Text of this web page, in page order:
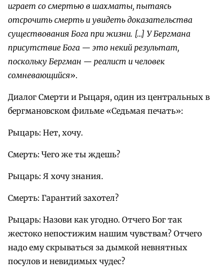
играет со смертью в шахматы, пытаясь
отсрочить смерть и увидеть доказательства
существования Бога при жизни. […] У Бергмана
присутствие Бога — это некий результат,
поскольку Бергман — реалист и человек
сомневающийся».
Диалог Смерти и Рыцаря, один из центральных в
бергмановском фильме «Седьмая печать»:
Рыцарь: Нет, хочу.
Смерть: Чего же ты ждешь?
Рыцарь: Я хочу знания.
Смерть: Гарантий захотел?
Рыцарь: Назови как угодно. Отчего Бог так
жестоко непостижим нашим чувствам? Отчего
надо ему скрываться за дымкой невнятных
посулов и невидимых чудес?